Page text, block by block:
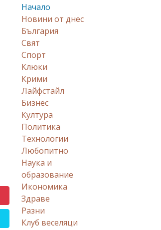
Начало
Новини от днес
България
Свят
Спорт
Клюки
Крими
Лайфстайл
Бизнес
Култура
Политика
Технологии
Любопитно
Наука и
образование
Икономика
Здраве
Разни
Клуб веселяци